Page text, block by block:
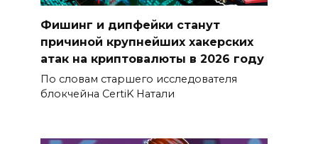
Фишинг и дипфейки станут
причиной крупнейших хакерских
атак на криптовалюты в 2026 году
По словам старшего исследователя
блокчейна CertiK Натали